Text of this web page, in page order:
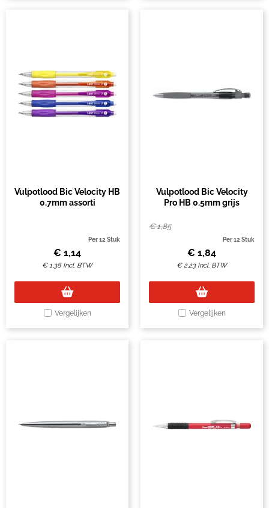
Vulpotlood Bic Velocity HB
0.7mm assorti
Per 12 Stuk
€ 1,14
€1,38 Incl. BTW
Vergelijken
Vulpotlood Bic Velocity
Pro HB 0.5mm grijs
€1,85
Per 12 Stuk
€ 1,84
€2,23 Incl. BTW
Vergelijken